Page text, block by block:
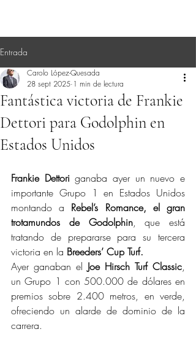
Entrada
Fantástica victoria de Frankie
Dettori para Godolphin en
Estados Unidos
Carolo López-Quesada
28 sept 2025 1 min de lectura
Frankie Dettori ganaba ayer un nuevo e
importante Grupo 1 en Estados Unidos
montando a Rebel’s Romance, el gran
trotamundos de Godolphin, que está
tratando de prepararse para su tercera
victoria en la Breeders’ Cup Turf.
Ayer ganaban el Joe Hirsch Turf Classic,
un Grupo 1 con 500.000 de dólares en
premios sobre 2.400 metros, en verde,
ofreciendo un alarde de dominio de la
carrera.